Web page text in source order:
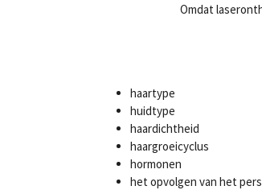
Omdat
haartype
huidtype
haardichtheid
haargroeicyclus
hormonen
het opvolgen van het